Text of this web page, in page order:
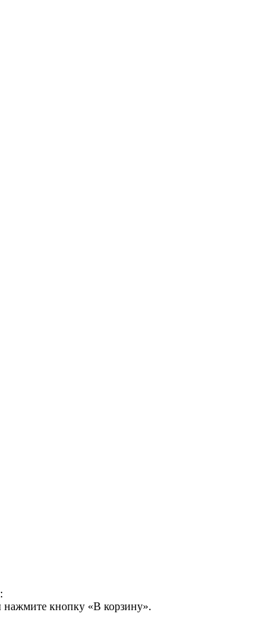
нажмите кнопку «В корзину».